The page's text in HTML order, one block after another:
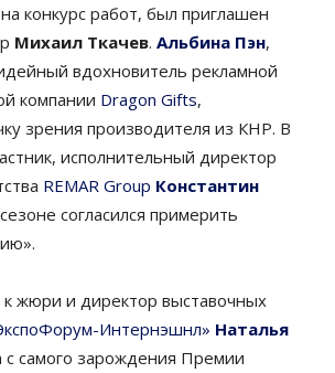
конкурс работ, был приглашен
Михаил Ткачев. Альбина Пэн,
вдохновитель рекламной
компании Dragon Gifts,
зрения производителя из КНР. В
исполнительный директор
REMAR Group Константин
согласился примерить
жюри и директор выставочных
Интернэшнл» Наталья
с самого зарождения Премии